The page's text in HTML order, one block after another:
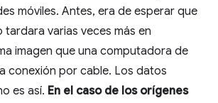
móviles. Antes, era de esperar que
varias veces más en
imagen que una computadora de
conexión por cable. Los datos
es así. En el caso de los orígenes